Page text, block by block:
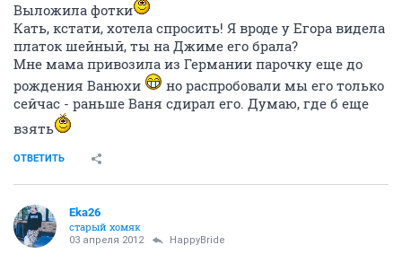
Выложила фотки
Кать, кстати, хотела спросить! Я вроде у Егора видела
платок шейный, ты на Джиме его брала?
Мне мама привозила из Германии парочку еще до
рождения Ванюхи
но распробовали мы его только
сейчас - раньше Ваня сдирал его. Думаю, где б еще
взять
ОТВЕТИТЬ
Eka26
старый хомяк
03 апреля 2012 HappyBride